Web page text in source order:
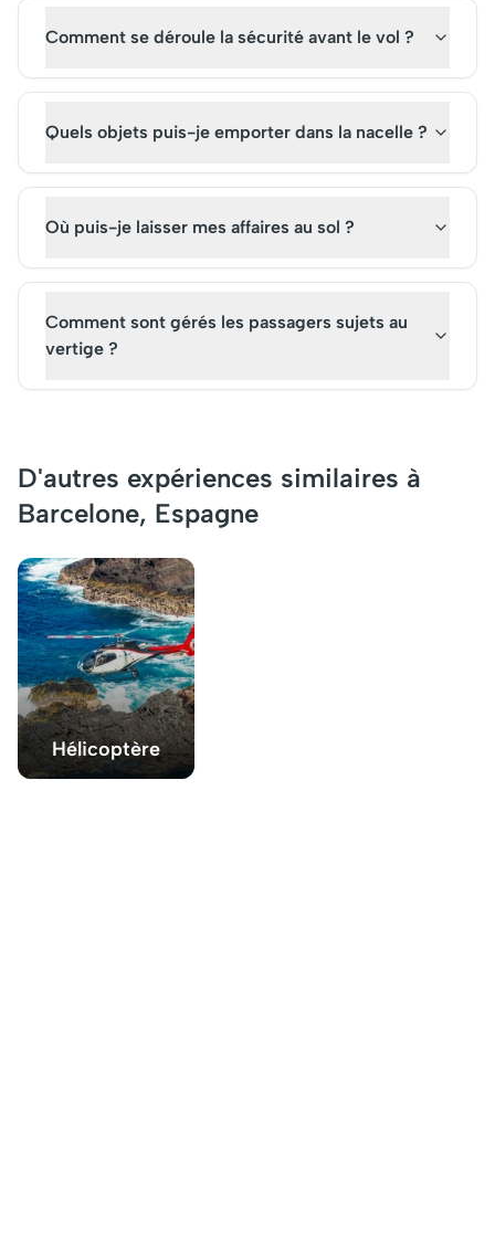
Comment se déroule la sécurité avant le vol ?
Quels objets puis-je emporter dans la nacelle ?
Où puis-je laisser mes affaires au sol ?
Comment sont gérés les passagers sujets au
vertige ?
D'autres expériences similaires à
Barcelone, Espagne
Hélicoptère